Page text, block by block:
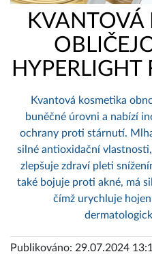
KVANTOVÁ
HYPERLIGHT
Kvantová kosmetika
buněčné úrovni a nabízí
ochrany proti stárnutí.
silné antioxidační
zlepšuje zdraví pleti
také bojuje proti akné, má
čímž urychluje
Publikováno: 29.07.2024